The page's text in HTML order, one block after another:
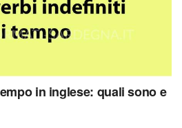
in inglese: quali sono e